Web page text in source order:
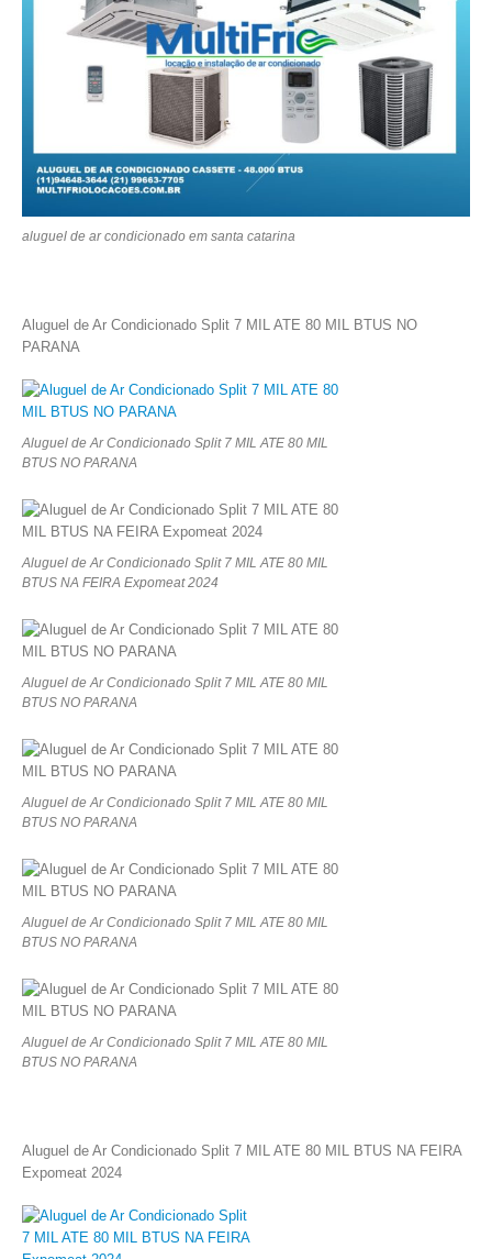
aluguel de ar condicionado em santa catarina
Aluguel de Ar Condicionado Split 7 MIL ATE 80 MIL BTUS NO
PARANA
Aluguel de Ar Condicionado Split 7 MIL ATE 80 MIL
BTUS NO PARANA
Aluguel de Ar Condicionado Split 7 MIL ATE 80 MIL
BTUS NA FEIRA Expomeat 2024
Aluguel de Ar Condicionado Split 7 MIL ATE 80 MIL
BTUS NO PARANA
Aluguel de Ar Condicionado Split 7 MIL ATE 80 MIL
BTUS NO PARANA
Aluguel de Ar Condicionado Split 7 MIL ATE 80 MIL
BTUS NO PARANA
Aluguel de Ar Condicionado Split 7 MIL ATE 80 MIL
BTUS NO PARANA
Aluguel de Ar Condicionado Split 7 MIL ATE 80 MIL BTUS NA FEIRA
Expomeat 2024